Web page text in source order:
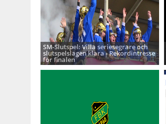
SM-Slutspel: Villa seriesegrare och
slutspelslagen klara - Rekordintresse
för finalen